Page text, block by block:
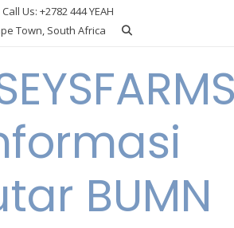
Call Us: +2782 444 YEAH
Town, South Africa
BUMN